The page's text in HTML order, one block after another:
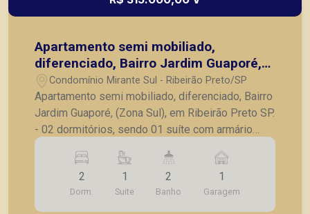
Apartamento semi mobiliado,
diferenciado, Bairro Jardim Guaporé,
(Zona Sul), em Ribeirão Preto SP.
Condomínio Mirante Sul - Ribeirão Preto/SP
Apartamento semi mobiliado, diferenciado, Bairro
Jardim Guaporé, (Zona Sul), em Ribeirão Preto SP.
- 02 dormitórios, sendo 01 suíte com armário
embutido; - Banheiro social com gabinete; - Sala
com painel; - Cozinha planejada, cooktop; -
Lavanderia; - 01 vaga de garagem. A Piramid tem
como objetivo atender seus clientes com
2
Dorm.
1
Suite
2
Banho
1
Garagem